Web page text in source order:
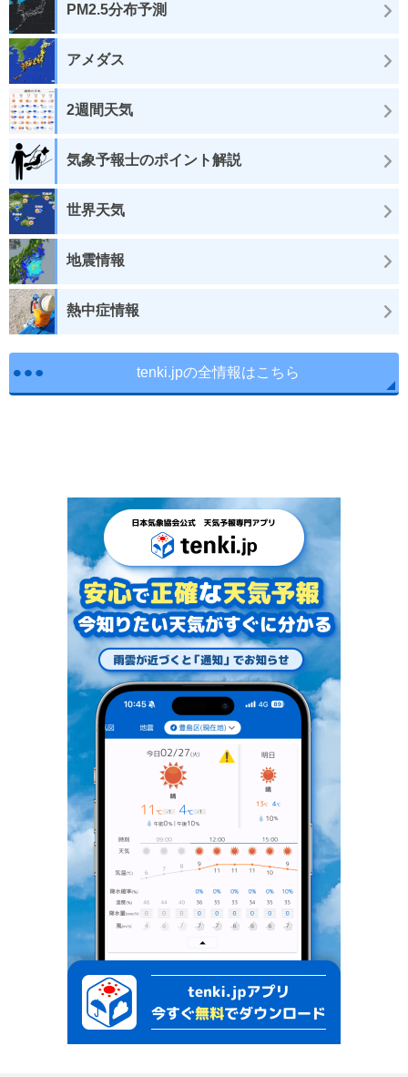
PM2.5分布予測
アメダス
2週間天気
気象予報士のポイント解説
世界天気
地震情報
熱中症情報
tenki.jpの全情報はこちら